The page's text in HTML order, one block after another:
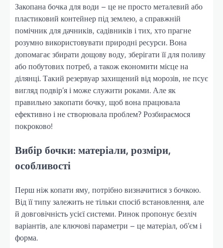
Закопана бочка для води – це не просто металевий або
пластиковий контейнер під землею, а справжній
помічник для дачників, садівників і тих, хто прагне
розумно використовувати природні ресурси. Вона
допомагає збирати дощову воду, зберігати її для поливу
або побутових потреб, а також економити місце на
ділянці. Такий резервуар захищений від морозів, не псує
вигляд подвір’я і може служити роками. Але як
правильно закопати бочку, щоб вона працювала
ефективно і не створювала проблем? Розбираємося
покроково!
Вибір бочки: матеріали, розміри,
особливості
Перш ніж копати яму, потрібно визначитися з бочкою.
Від її типу залежить не тільки спосіб встановлення, але
й довговічність усієї системи. Ринок пропонує безліч
варіантів, але ключові параметри – це матеріал, об’єм і
форма.